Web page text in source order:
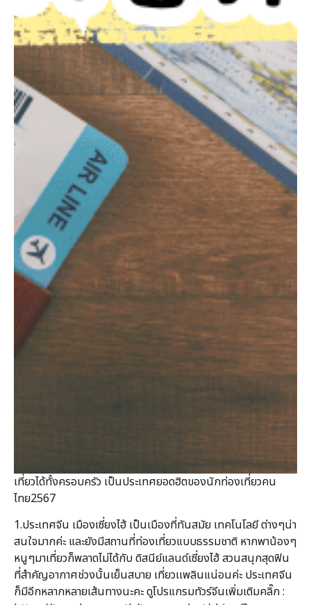
เที่ยวได้ทั้งครอบครัว เป็นประเทศยอดฮิตของนักท่องเที่ยวคน
ไทย2567
1.ประเทศจีน เมืองเซี่ยงไฮ้ เป็นเมืองที่ทันสมัย เทคโนโลยี ต่างๆน่า
สนใจมากค่ะ และยังมีสถานที่ท่องเที่ยวแบบธรรมชาติ หากพาน้องๆ
หนูๆมาเที่ยวก็พลาดไม่ได้กับ ดิสนีย์แลนด์เซี่ยงไฮ้ สวนสนุกสุดฟิน
ที่สำคัญอากาศช่วงนั้นเย็นสบาย เที่ยวเเพลินแน่อนค่ะ ประเทศจีน
ก็มีอีกหลากหลายเส้นทางนะคะ ดูโปรแกรมทัวร์จีนเพิ่มเติมคลิ๊ก :